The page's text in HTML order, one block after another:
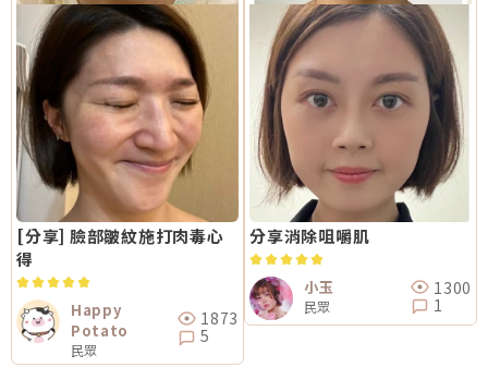
[分享] 臉部皺紋施打肉毒心
得
Happy
Potato
民眾
1873
5
分享消除咀嚼肌
小玉
民眾
1300
1